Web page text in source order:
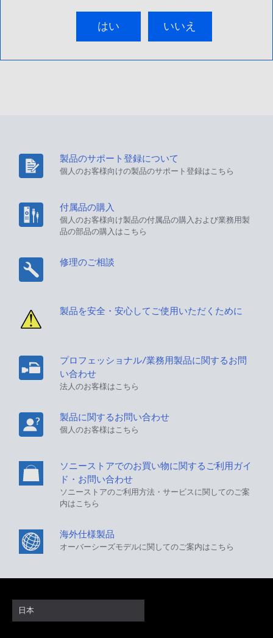
はい いいえ
製品のサポート登録について
個人のお客様向けの製品のサポート登録はこちら
付属品の購入
個人のお客様向け製品の付属品の購入および業務用製
品の部品の購入はこちら
修理のご相談
製品を安全・安心してご使用いただくために
プロフェッショナル/業務用製品に関するお問
い合わせ
法人のお客様はこちら
製品に関するお問い合わせ
個人のお客様はこちら
ソニーストアでのお買い物に関するご利用ガイ
ド・お問い合わせ
ソニーストアのご利用方法・サービスに関してのご案
内はこちら
海外仕様製品
オーバーシーズモデルに関してのご案内はこちら
日本